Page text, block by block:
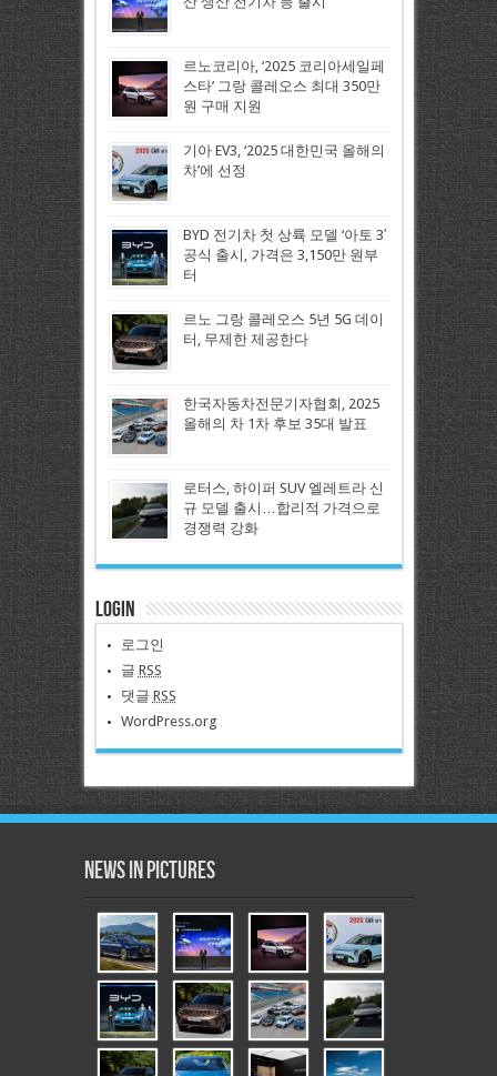
르노코리아, ‘2025 코리아세일페
스타’ 그랑 콜레오스 최대 350만
원 구매 지원
기아 EV3, ‘2025 대한민국 올해의
차’에 선정
BYD 전기차 첫 상륙 모델 ‘아토 3′
공식 출시, 가격은 3,150만 원부
터
르노 그랑 콜레오스 5년 5G 데이
터, 무제한 제공한다
한국자동차전문기자협회, 2025
올해의 차 1차 후보 35대 발표
로터스, 하이퍼 SUV 엘레트라 신
규 모델 출시…합리적 가격으로
경쟁력 강화
Login
로그인
글 RSS
댓글 RSS
WordPress.org
News in Pictures